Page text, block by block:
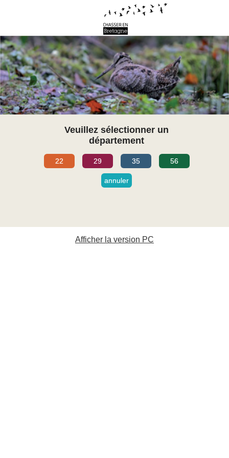
Veuillez sélectionner un
département
22 29 35 56
annuler
Afficher la version PC